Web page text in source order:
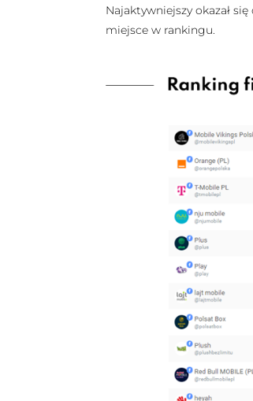
Najaktywniejszy okazał
miejsce w rankingu.